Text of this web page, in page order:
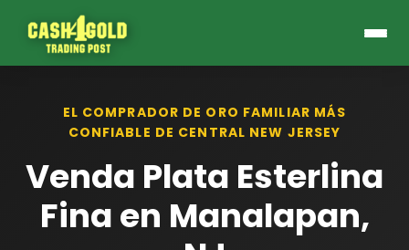
EL COMPRADOR DE ORO FAMILIAR MÁS
CONFIABLE DE CENTRAL NEW JERSEY
Venda Plata Esterlina
Fina en Manalapan,